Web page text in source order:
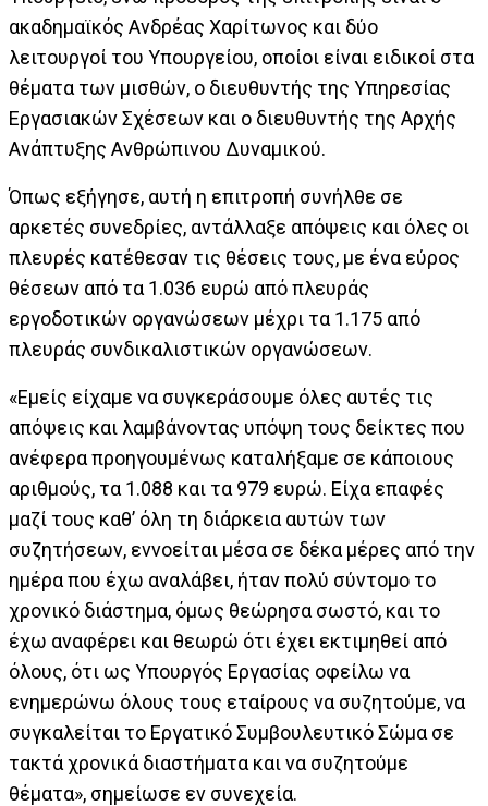
ακαδημαϊκός Ανδρέας Χαρίτωνος και δύο
λειτουργοί του Υπουργείου, οποίοι είναι ειδικοί στα
θέματα των μισθών, ο διευθυντής της Υπηρεσίας
Εργασιακών Σχέσεων και ο διευθυντής της Αρχής
Ανάπτυξης Ανθρώπινου Δυναμικού.
Όπως εξήγησε, αυτή η επιτροπή συνήλθε σε
αρκετές συνεδρίες, αντάλλαξε απόψεις και όλες οι
πλευρές κατέθεσαν τις θέσεις τους, με ένα εύρος
θέσεων από τα 1.036 ευρώ από πλευράς
εργοδοτικών οργανώσεων μέχρι τα 1.175 από
πλευράς συνδικαλιστικών οργανώσεων.
«Εμείς είχαμε να συγκεράσουμε όλες αυτές τις
απόψεις και λαμβάνοντας υπόψη τους δείκτες που
ανέφερα προηγουμένως καταλήξαμε σε κάποιους
αριθμούς, τα 1.088 και τα 979 ευρώ. Είχα επαφές
μαζί τους καθ’ όλη τη διάρκεια αυτών των
συζητήσεων, εννοείται μέσα σε δέκα μέρες από την
ημέρα που έχω αναλάβει, ήταν πολύ σύντομο το
χρονικό διάστημα, όμως θεώρησα σωστό, και το
έχω αναφέρει και θεωρώ ότι έχει εκτιμηθεί από
όλους, ότι ως Υπουργός Εργασίας οφείλω να
ενημερώνω όλους τους εταίρους να συζητούμε, να
συγκαλείται το Εργατικό Συμβουλευτικό Σώμα σε
τακτά χρονικά διαστήματα και να συζητούμε
θέματα», σημείωσε εν συνεχεία.